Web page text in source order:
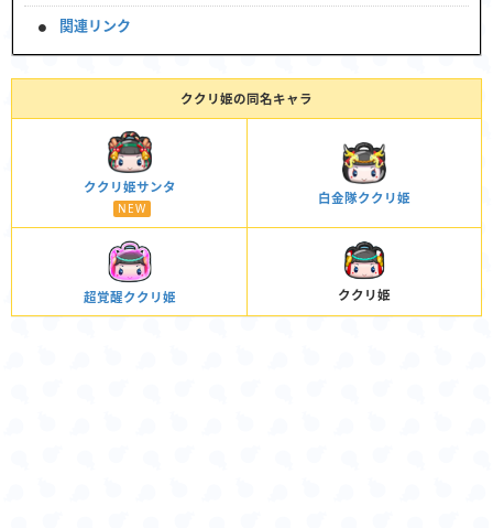
関連リンク
ククリ姫の同名キャラ
ククリ姫サンタ
NEW
白金隊ククリ姫
超覚醒ククリ姫 ククリ姫